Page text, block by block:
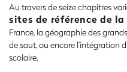
Au travers de seize chapitres
sites de référence de
France, la géographie des
de saut, ou encore l’intégration
scolaire.